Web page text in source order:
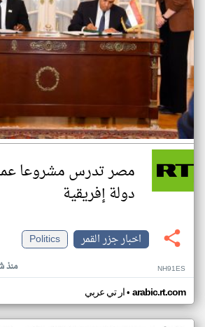
مصر تدرس مشروعا
دولة إفريقية
اخبار جزر القمر
Politics
منذ NH91ES
ار تي عربي• arabic.rt.com